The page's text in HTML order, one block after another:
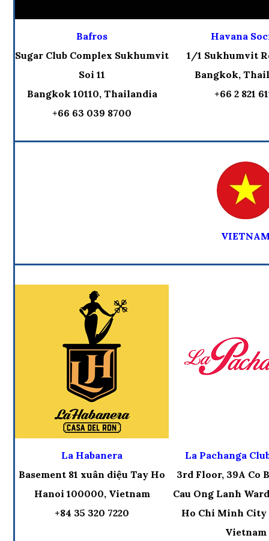
Bafros
Sugar Club Complex Sukhumvit
Soi 11
Bangkok 10110, Thailandia
+66 63 039 8700
Havana
1/1 Sukhumvit
Bangkok,
+66 2 821
La Habanera
Basement 81 xuân diệu Tay Ho
Hanoi 100000, Vietnam
+84 35 320 7220
La Pachanga
3rd Floor, 39A Co
Cau Ong Lanh
Ho Chi Minh
Vietnam